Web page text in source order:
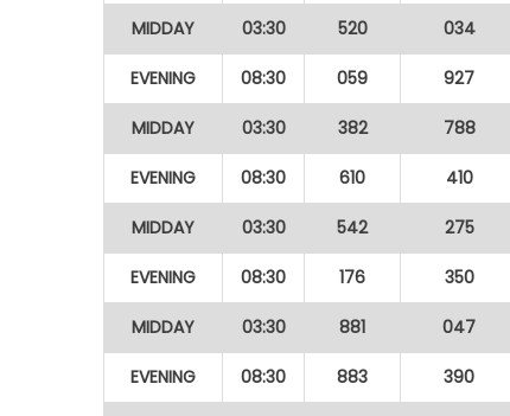
MIDDAY 03:30 520 034
EVENING 08:30 059 927
MIDDAY 03:30 382 788
EVENING 08:30 610 410
MIDDAY 03:30 542 275
EVENING 08:30 176 350
MIDDAY 03:30 881 047
EVENING 08:30 883 390